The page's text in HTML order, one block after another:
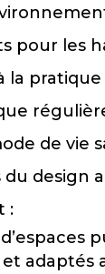
pour les
la pratique
de vie
du design
:
adaptés